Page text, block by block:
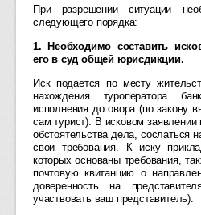
При разрешении ситуации
следующего порядка:
1. Необходимо составить
его в суд общей юрисдикции.
Иск подается по месту
нахождения туроператора
исполнения договора (по закону
сам турист). В исковом
обстоятельства дела, сослаться
свои требования. К иску
которых основаны требования,
почтовую квитанцию о
доверенность на
участвовать ваш представитель).